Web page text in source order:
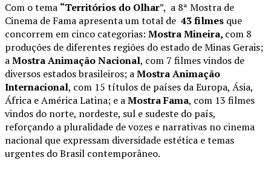
Com o tema “Territórios do Olhar”, a 8ª Mostra de
Cinema de Fama apresenta um total de 43 filmes que
concorrem em cinco categorias: Mostra Mineira, com 8
produções de diferentes regiões do estado de Minas Gerais;
aMostra Animação Nacional, com 7 filmes vindos de
diversos estados brasileiros; aMostra Animação
Internacional, com 15 títulos de países da Europa, Ásia,
África e América Latina; e aMostra Fama, com 13 filmes
vindos do norte, nordeste, sul e sudeste do país,
reforçando a pluralidade de vozes e narrativas no cinema
nacional que expressam diversidade estética e temas
urgentes do Brasil contemporâneo.